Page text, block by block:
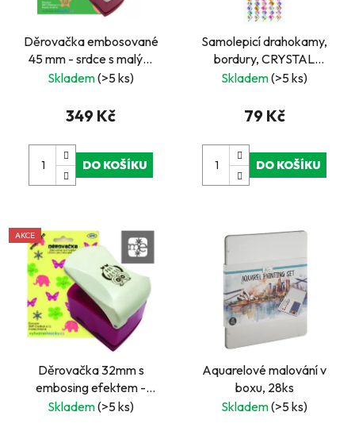
Děrovačka embosované
45 mm - srdce s malým
srdíčkem
Skladem(>5 ks)
349 Kč
DO KOŠÍKU
Samolepicí drahokamy,
bordury, CRYSTAL
CANDY
Skladem(>5 ks)
79 Kč
DO KOŠÍKU
AKCE
Děrovačka 32mm s
embosing efektem -
nápis ME
Skladem(>5 ks)
Aquarelové malování v
boxu, 28ks
Skladem(>5 ks)